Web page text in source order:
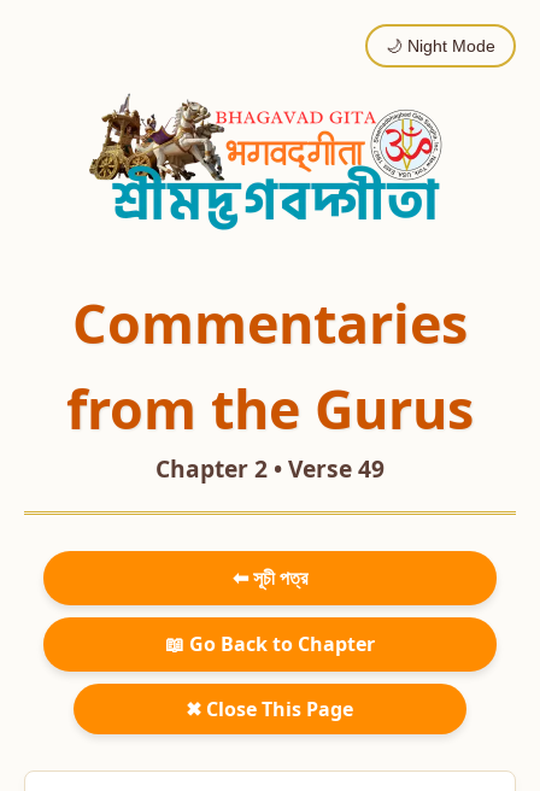
🌙 Night Mode
Commentaries
from the Gurus
Chapter 2 • Verse 49
⬅ সূচী পত্র
📖 Go Back to Chapter
✖ Close This Page